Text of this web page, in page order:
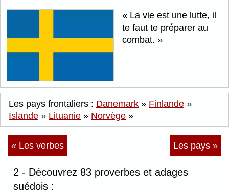
La vie est une lutte, il
te faut te préparer au
combat.
Les pays frontaliers : Danemark » Finlande »
Islande » Lituanie » Norvège »
« Les verbes Les pays »
2 - Découvrez 83 proverbes et adages
suédois :